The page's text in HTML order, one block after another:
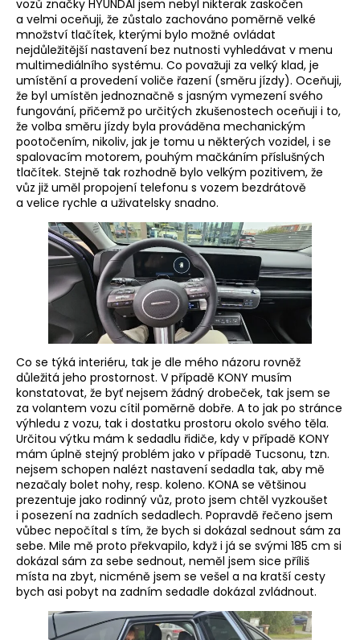
vozů značky HYUNDAI jsem nebyl nikterak zaskočen
a velmi oceňuji, že zůstalo zachováno poměrně velké
množství tlačítek, kterými bylo možné ovládat
nejdůležitější nastavení bez nutnosti vyhledávat v menu
multimediálního systému. Co považuji za velký klad, je
umístění a provedení voliče řazení (směru jízdy). Oceňuji,
že byl umístěn jednoznačně s jasným vymezení svého
fungování, přičemž po určitých zkušenostech oceňuji i to,
že volba směru jízdy byla prováděna mechanickým
pootočením, nikoliv, jak je tomu u některých vozidel, i se
spalovacím motorem, pouhým mačkáním příslušných
tlačítek. Stejně tak rozhodně bylo velkým pozitivem, že
vůz již uměl propojení telefonu s vozem bezdrátově
a velice rychle a uživatelsky snadno.
Co se týká interiéru, tak je dle mého názoru rovněž
důležitá jeho prostornost. V případě KONY musím
konstatovat, že byť nejsem žádný drobeček, tak jsem se
za volantem vozu cítil poměrně dobře. A to jak po stránce
výhledu z vozu, tak i dostatku prostoru okolo svého těla.
Určitou výtku mám k sedadlu řidiče, kdy v případě KONY
mám úplně stejný problém jako v případě Tucsonu, tzn.
nejsem schopen nalézt nastavení sedadla tak, aby mě
nezačaly bolet nohy, resp. koleno. KONA se většinou
prezentuje jako rodinný vůz, proto jsem chtěl vyzkoušet
i posezení na zadních sedadlech. Popravdě řečeno jsem
vůbec nepočítal s tím, že bych si dokázal sednout sám za
sebe. Mile mě proto překvapilo, když i já se svými 185 cm si
dokázal sám za sebe sednout, neměl jsem sice příliš
místa na zbyt, nicméně jsem se vešel a na kratší cesty
bych asi pobyt na zadním sedadle dokázal zvládnout.